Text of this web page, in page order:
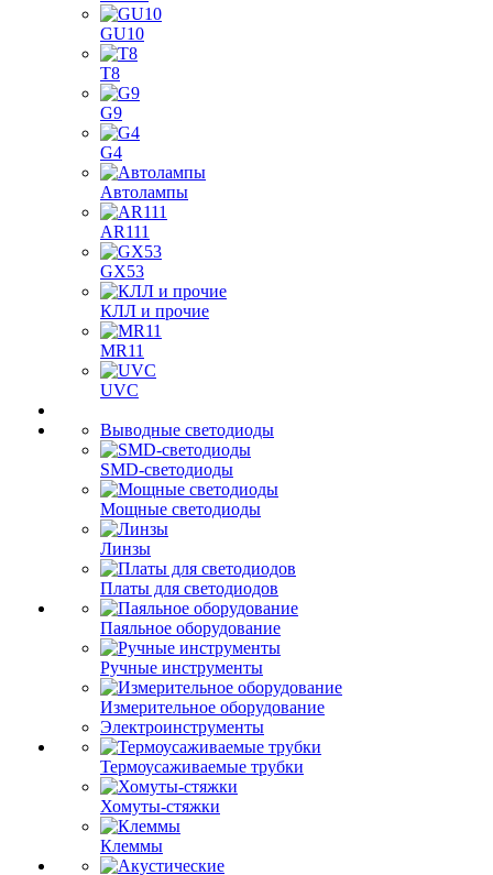
GU10
T8
G9
G4
Автолампы
AR111
GX53
КЛЛ и прочие
MR11
UVC
Выводные светодиоды
SMD-светодиоды
Мощные светодиоды
Линзы
Платы для светодиодов
Паяльное оборудование
Ручные инструменты
Измерительное оборудование
Электроинструменты
Термоусаживаемые трубки
Хомуты-стяжки
Клеммы